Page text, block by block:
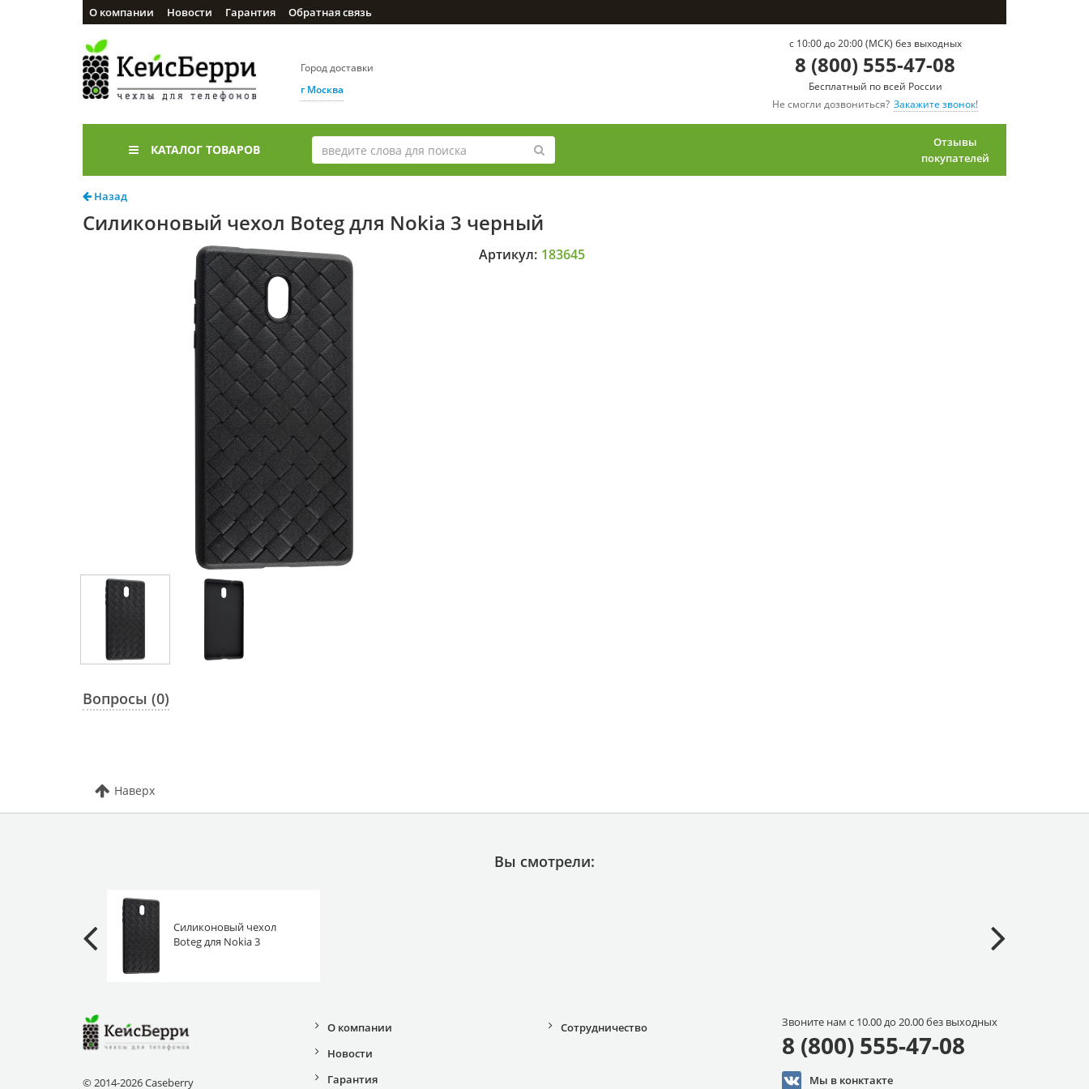
О компании Новости Гарантия Обратная связь
Город доставки
г Москва
c 10:00 до 20:00 (МСК) без выходных
8 (800) 555-47-08
Бесплатный по всей России
Не смогли дозвониться? Закажите звонок!
КАТАЛОГ ТОВАРОВ
Отзывы
покупателей
Назад
Силиконовый чехол Boteg для Nokia 3 черный
Артикул: 183645
Вопросы (0)
Наверх
Вы смотрели:
Силиконовый чехол
Boteg для Nokia 3
© 2014-2026 Caseberry
О компании
Новости
Гарантия
Сотрудничество Звоните нам с 10.00 до 20.00 без выходных
8 (800) 555-47-08
Мы в конктакте